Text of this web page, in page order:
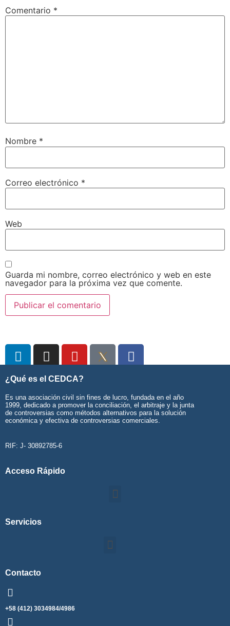
Comentario *
Nombre *
Correo electrónico *
Web
Guarda mi nombre, correo electrónico y web en este
navegador para la próxima vez que comente.
¿Qué es el CEDCA?
Es una asociación civil sin fines de lucro, fundada en el año
1999, dedicado a promover la conciliación, el arbitraje y la junta
de controversias como métodos alternativos para la solución
económica y efectiva de controversias comerciales.
RIF: J- 30892785-6
Acceso Rápido
Servicios
Contacto
+58 (412) 3034984/4986